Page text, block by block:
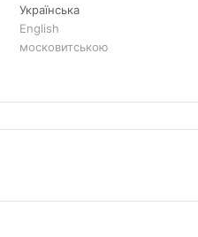
Українська
English
московитською